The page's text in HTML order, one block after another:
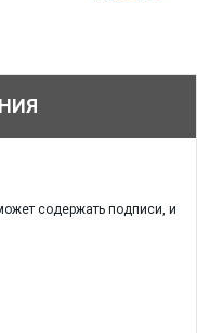
содержать подписи, и